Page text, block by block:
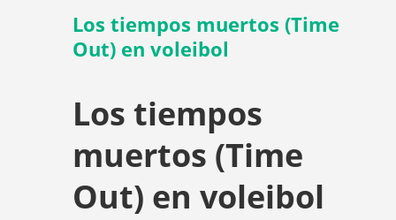
Los tiempos muertos (Time
Out) en voleibol
Los tiempos
muertos (Time
Out) en voleibol